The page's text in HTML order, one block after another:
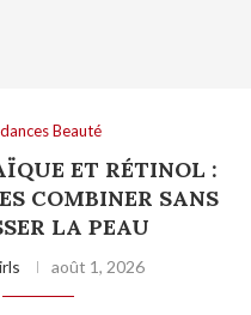
Beauté
ET RÉTINOL :
COMBINER SANS
LA PEAU
août 1, 2026